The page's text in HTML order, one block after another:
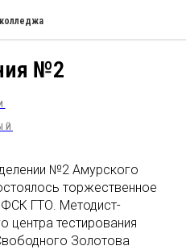
№2
№2 Амурского
торжественное
ГТО. Методист-
центра тестирования
Золотова